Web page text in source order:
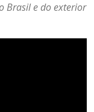
Brasil e do exterior